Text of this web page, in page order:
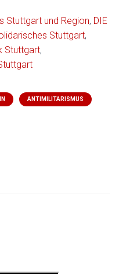
Stuttgart und Region, DIE
Stuttgart,
Stuttgart,
ANTIMILITARISMUS